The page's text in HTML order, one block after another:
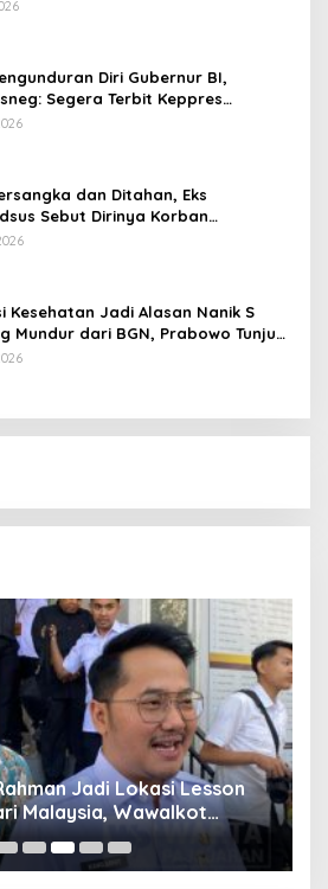
Diri Gubernur BI,
Segera Terbit Keppres
dengan Hormat
dan Ditahan, Eks
Sebut Dirinya Korban
Kesehatan Jadi Alasan Nanik S
Mundur dari BGN, Prabowo Tunjuk
Sudaryono
Jadi Lokasi Lesson
Malaysia, Wawalkot